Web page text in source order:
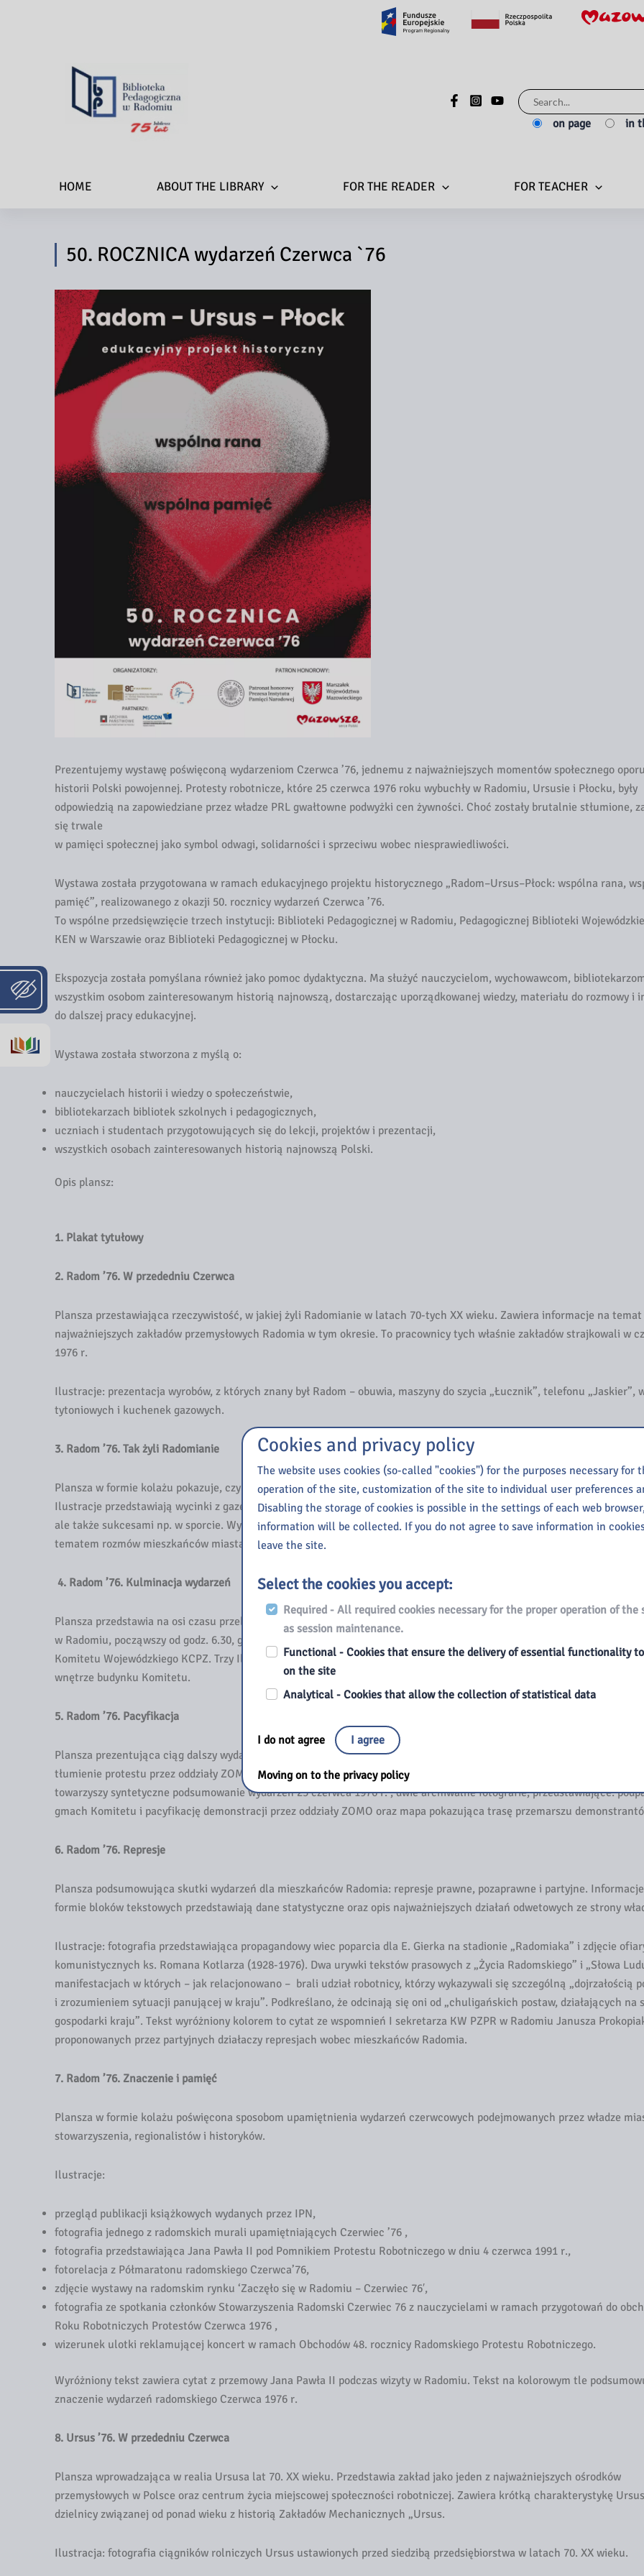
Search
for:
on page in
HOME ABOUT THE LIBRARY FOR THE READER FOR TEACHER
50. ROCZNICA wydarzeń Czerwca `76
Prezentujemy wystawę poświęconą wydarzeniom Czerwca ’76, jednemu z najważniejszych momentów społecznego
historii Polski powojennej. Protesty robotnicze, które 25 czerwca 1976 roku wybuchły w Radomiu, Ursusie i Płocku, były
odpowiedzią na zapowiedziane przez władze PRL gwałtowne podwyżki cen żywności. Choć zostały brutalnie stłumione,
się trwale
w pamięci społecznej jako symbol odwagi, solidarności i sprzeciwu wobec niesprawiedliwości.
Wystawa została przygotowana w ramach edukacyjnego projektu historycznego „Radom–Ursus–Płock: wspólna rana,
pamięć”, realizowanego z okazji 50. rocznicy wydarzeń Czerwca ’76.
To wspólne przedsięwzięcie trzech instytucji: Biblioteki Pedagogicznej w Radomiu, Pedagogicznej Biblioteki
KEN w Warszawie oraz Biblioteki Pedagogicznej w Płocku.
Ekspozycja została pomyślana również jako pomoc dydaktyczna. Ma służyć nauczycielom, wychowawcom,
wszystkim osobom zainteresowanym historią najnowszą, dostarczając uporządkowanej wiedzy, materiału do rozmowy i
do dalszej pracy edukacyjnej.
Wystawa została stworzona z myślą o:
nauczycielach historii i wiedzy o społeczeństwie,
bibliotekarzach bibliotek szkolnych i pedagogicznych,
uczniach i studentach przygotowujących się do lekcji, projektów i prezentacji,
wszystkich osobach zainteresowanych historią najnowszą Polski.
Opis plansz:
1. Plakat tytułowy
2. Radom ’76. W przededniu Czerwca
Plansza przestawiająca rzeczywistość, w jakiej żyli Radomianie w latach 70-tych XX wieku. Zawiera informacje na temat
najważniejszych zakładów przemysłowych Radomia w tym okresie. To pracownicy tych właśnie zakładów strajkowali w
1976 r.
Ilustracje: prezentacja wyrobów, z których znany był Radom – obuwia, maszyny do szycia „Łucznik”, telefonu „Jaskier”,
tytoniowych i kuchenek gazowych.
3. Radom ’76. Tak żyli Radomianie
Plansza w formie kolażu pokazuje, czym żyli Radomianie w czerwcu 1976 r. i jakie trudności napotykali w życiu
Ilustracje przedstawiają wycinki z gazet m. in. z informacjami rozbieżnymi z rzeczywistością ( o dostępność towarów w
ale także sukcesami np. w sporcie. Wyróżniono tekst o ogłoszonych 24 czerwca podwyżkach cen, które stały się
tematem rozmów mieszkańców miasta.
4. Radom ’76. Kulminacja wydarzeń
Plansza przedstawia na osi czasu przebieg protestu robotniczego w dniu 25 czerwca 1976 r.
w Radomiu, począwszy od godz. 6.30, gdy rozpoczął się strajk do godz. 14.30, gdy grupa demonstrantów wtargnęła do
Komitetu Wojewódzkiego KCPZ. Trzy Ilustracje to archiwalne fotografie pokazujące manifestantów na ulicach miasta
wnętrze budynku Komitetu.
5. Radom ’76. Pacyfikacja
Plansza prezentująca ciąg dalszy wydarzeń na osi czasu – od godz. 14.50, gdy nastąpiło podpalenie budynku KW PZPR
tłumienie protestu przez oddziały ZOMO – do godz. 23.00, kiedy walki uliczne przeniosły się na peryferia i wygasły. Osi
towarzyszy syntetyczne podsumowanie wydarzeń 25 czerwca 1976 r. , dwie archiwalne fotografie, przedstawiające:
gmach Komitetu i pacyfikację demonstracji przez oddziały ZOMO oraz mapa pokazująca trasę przemarszu
6. Radom ’76. Represje
Plansza podsumowująca skutki wydarzeń dla mieszkańców Radomia: represje prawne, pozaprawne i partyjne.
formie bloków tekstowych przedstawiają dane statystyczne oraz opis najważniejszych działań odwetowych ze strony
Ilustracje: fotografia przedstawiająca propagandowy wiec poparcia dla E. Gierka na stadionie „Radomiaka” i zdjęcie
komunistycznych ks. Romana Kotlarza (1928-1976). Dwa urywki tekstów prasowych z „Życia Radomskiego” i „Słowa
manifestacjach w których – jak relacjonowano – brali udział robotnicy, którzy wykazywali się szczególną „dojrzałością
i zrozumieniem sytuacji panującej w kraju”. Podkreślano, że odcinają się oni od „chuligańskich postaw, działających na
gospodarki kraju”. Tekst wyróżniony kolorem to cytat ze wspomnień I sekretarza KW PZPR w Radomiu Janusza
proponowanych przez partyjnych działaczy represjach wobec mieszkańców Radomia.
7. Radom ’76. Znaczenie i pamięć
Plansza w formie kolażu poświęcona sposobom upamiętnienia wydarzeń czerwcowych podejmowanych przez władze
stowarzyszenia, regionalistów i historyków.
Ilustracje:
przegląd publikacji książkowych wydanych przez IPN,
fotografia jednego z radomskich murali upamiętniających Czerwiec ’76 ,
fotografia przedstawiająca Jana Pawła II pod Pomnikiem Protestu Robotniczego w dniu 4 czerwca 1991 r.,
fotorelacja z Półmaratonu radomskiego Czerwca’76,
zdjęcie wystawy na radomskim rynku ‘Zaczęło się w Radomiu – Czerwiec 76′,
fotografia ze spotkania członków Stowarzyszenia Radomski Czerwiec 76 z nauczycielami w ramach przygotowań do
Roku Robotniczych Protestów Czerwca 1976 ,
wizerunek ulotki reklamującej koncert w ramach Obchodów 48. rocznicy Radomskiego Protestu Robotniczego.
Wyróżniony tekst zawiera cytat z przemowy Jana Pawła II podczas wizyty w Radomiu. Tekst na kolorowym tle
znaczenie wydarzeń radomskiego Czerwca 1976 r.
8. Ursus ’76. W przededniu Czerwca
Plansza wprowadzająca w realia Ursusa lat 70. XX wieku. Przedstawia zakład jako jeden z najważniejszych ośrodków
przemysłowych w Polsce oraz centrum życia miejscowej społeczności robotniczej. Zawiera krótką charakterystykę
dzielnicy związanej od ponad wieku z historią Zakładów Mechanicznych „Ursus.
Ilustracja: fotografia ciągników rolniczych Ursus ustawionych przed siedzibą przedsiębiorstwa w latach 70. XX wieku.
Cookies and privacy policy
The website uses cookies (so-called "cookies") for the purposes necessary for
operation of the site, customization of the site to individual user preferences
Disabling the storage of cookies is possible in the settings of each web
information will be collected. If you do not agree to save information in
leave the site.
Select the cookies you accept:
Required - All required cookies necessary for the proper operation of the
as session maintenance.
Functional - Cookies that ensure the delivery of essential functionality
on the site
Analytical - Cookies that allow the collection of statistical data
I do not agree I agree
Moving on to the privacy policy